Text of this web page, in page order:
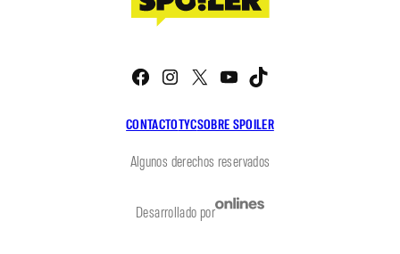
CONTACTOTYCSOBRE SPOILER
Facebook
Instagram
X YouTube
Algunos derechos reservados
Desarrollado por